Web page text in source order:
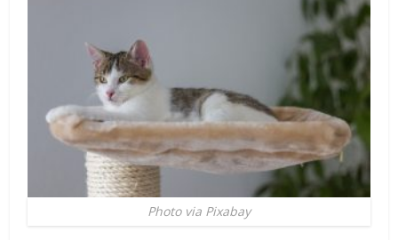
Photo via Pixabay